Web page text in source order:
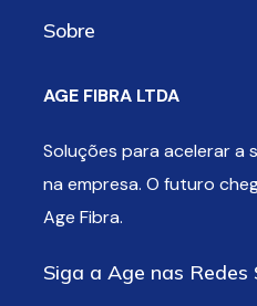
Sobre
AGE FIBRA LTDA
Soluções para acelerar a
na empresa. O futuro
Age Fibra.
Siga a Age nas Redes